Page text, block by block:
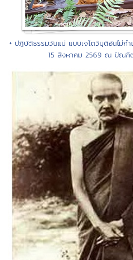
• ปฏิบัติธรรมวันแม่ แบบเจโตวิมุติอันไม่ก
15 สิงหาคม 2569 ณ ปัณฑิ